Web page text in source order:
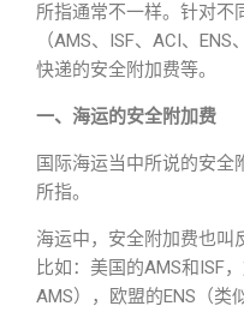
所指通常不一样。针对不
（AMS、ISF、ACI、
快递的安全附加费等。
一、海运的安全附加费
国际海运当中所说的安全
所指。
海运中，安全附加费也叫
比如：美国的AMS和ISF
AMS），欧盟的ENS（类